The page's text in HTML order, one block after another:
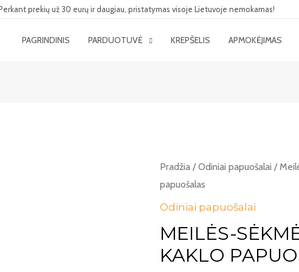
prekių už 30 eurų ir daugiau, pristatymas visoje Lietuvoje nemokamas!
PAGRINDINIS PARDUOTUVĖ KREPŠELIS APMOKĖJIMAS
Pradžia/Odiniai papuošalai /
papuošalas
Odiniai papuošalai
MEILĖS-
KAKLO